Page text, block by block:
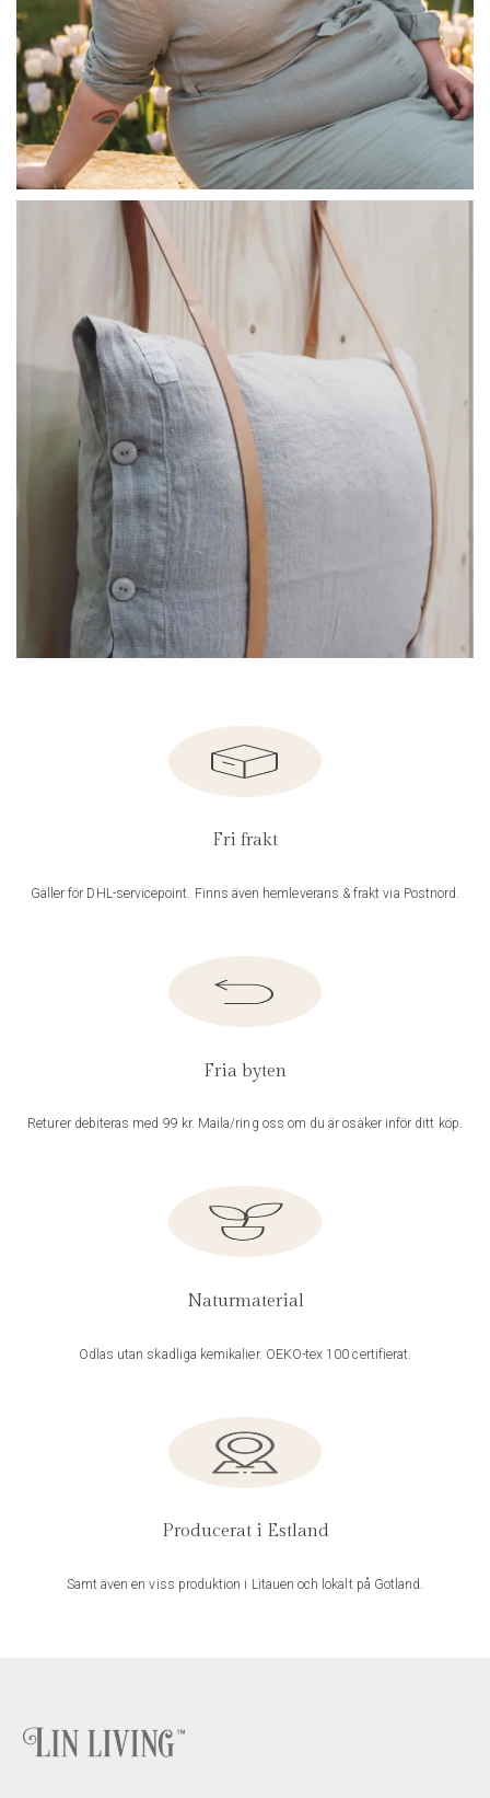
Fri frakt
Gäller för DHL-servicepoint. Finns även hemleverans & frakt via Postnord.
Fria byten
Returer debiteras med 99 kr. Maila/ring oss om du är osäker inför ditt köp.
Naturmaterial
Odlas utan skadliga kemikalier. OEKO-tex 100 certifierat.
Producerat i Estland
Samt även en viss produktion i Litauen och lokalt på Gotland.